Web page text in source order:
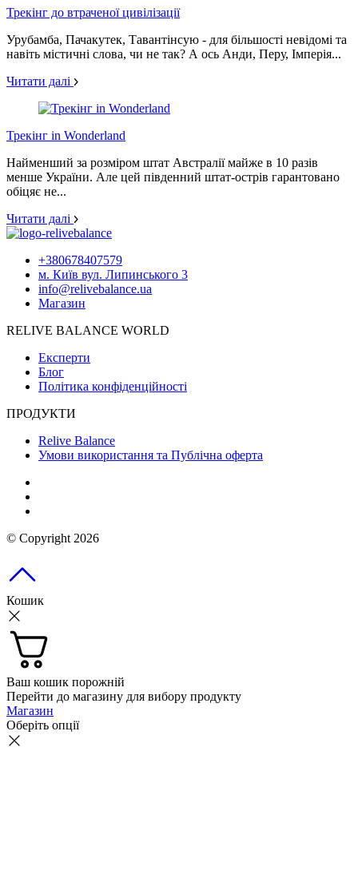
Трекінг до втраченої цивілізації
Урубамба, Пачакутек, Тавантінсую - для більшості невідомі та
навіть містичні слова, чи не так? А ось Анди, Перу, Імперія...
Читати далі
Трекінг in Wonderland
Найменший за розміром штат Австралії майже в 10 разів
менше України. Але цей південний штат-острів гарантовано
обіцяє не...
Читати далі
+380678407579
м. Київ вул. Липинського 3
info@relivebalance.ua
Магазин
RELIVE BALANCE WORLD
Експерти
Блог
Політика конфіденційності
ПРОДУКТИ
Relive Balance
Умови використання та Публічна оферта
© Copyright 2026
Кошик
Ваш кошик порожній
Перейти до магазину для вибору продукту
Магазин
Оберіть опції